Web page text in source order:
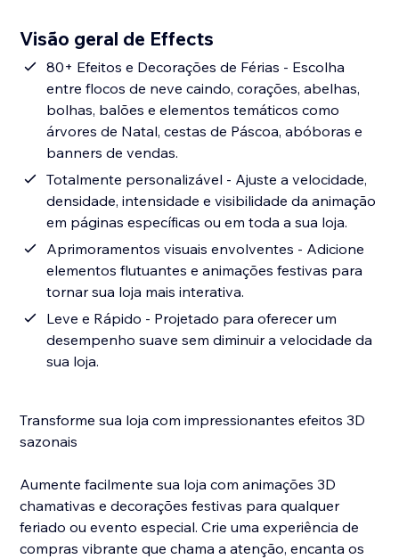
Visão geral de Effects
80+ Efeitos e Decorações de Férias - Escolha
entre flocos de neve caindo, corações, abelhas,
bolhas, balões e elementos temáticos como
árvores de Natal, cestas de Páscoa, abóboras e
banners de vendas.
Totalmente personalizável - Ajuste a velocidade,
densidade, intensidade e visibilidade da animação
em páginas específicas ou em toda a sua loja.
Aprimoramentos visuais envolventes - Adicione
elementos flutuantes e animações festivas para
tornar sua loja mais interativa.
Leve e Rápido - Projetado para oferecer um
desempenho suave sem diminuir a velocidade da
sua loja.
Transforme sua loja com impressionantes efeitos 3D
sazonais
Aumente facilmente sua loja com animações 3D
chamativas e decorações festivas para qualquer
feriado ou evento especial. Crie uma experiência de
compras vibrante que chama a atenção, encanta os